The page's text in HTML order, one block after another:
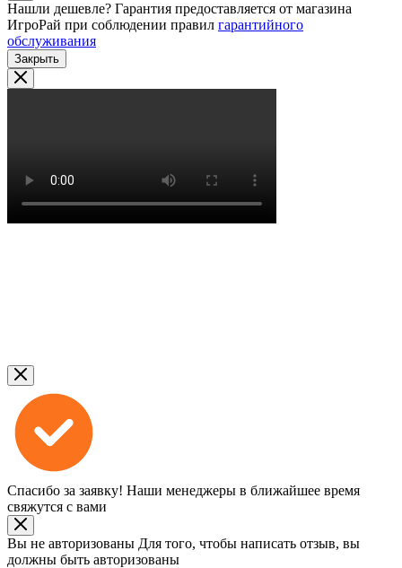
Нашли дешевле? Гарантия предоставляется от магазина
ИгроРай при соблюдении правил гарантийного
обслуживания
Закрыть
Спасибо за заявку! Наши менеджеры в ближайшее время
свяжутся с вами
Вы не авторизованы Для того, чтобы написать отзыв, вы
должны быть авторизованы